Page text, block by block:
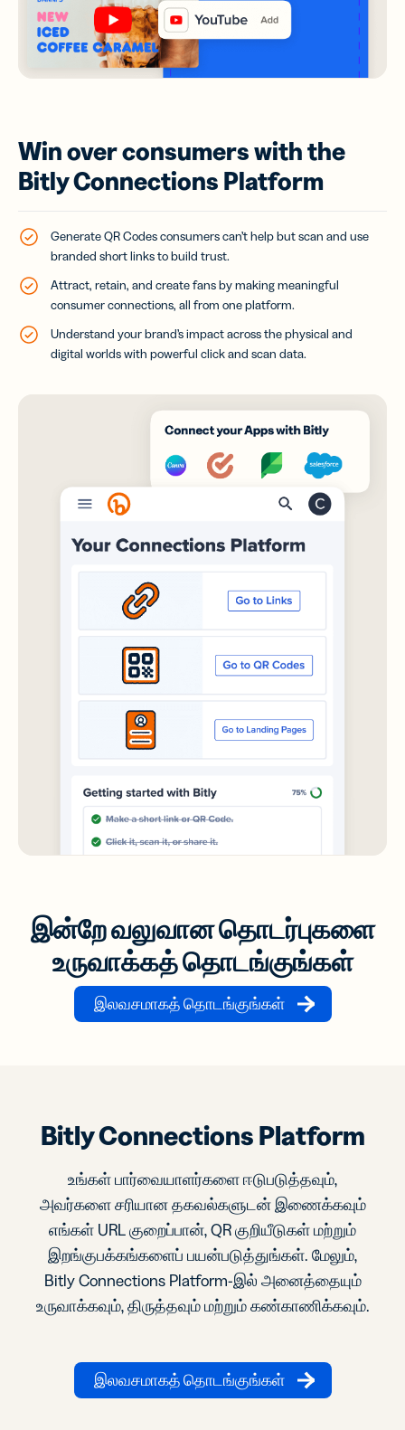
Win over consumers with the
Bitly Connections Platform
Generate QR Codes consumers can’t help but scan and use
branded short links to build trust.
Attract, retain, and create fans by making meaningful
consumer connections, all from one platform.
Understand your brand’s impact across the physical and
digital worlds with powerful click and scan data.
இன்றே வலுவான தொடர்புகளை
உருவாக்கத் தொடங்குங்கள்
இலவசமாகத் தொடங்குங்கள்
Bitly Connections Platform
உங்கள் பார்வையாளர்களை ஈடுபடுத்தவும்,
அவர்களை சரியான தகவல்களுடன் இணைக்கவும்
எங்கள் URL குறைப்பான், QR குறியீடுகள் மற்றும்
இறங்குபக்கங்களைப் பயன்படுத்துங்கள். மேலும்,
Bitly Connections Platform-இல் அனைத்தையும்
உருவாக்கவும், திருத்தவும் மற்றும் கண்காணிக்கவும்.
இலவசமாகத் தொடங்குங்கள்